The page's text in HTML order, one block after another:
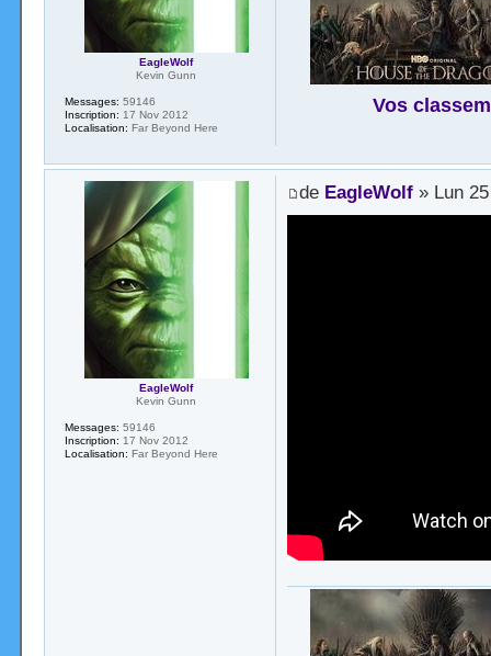
Vos
EagleWolf
Kevin Gunn
Messages: 59146
Inscription: 17 Nov 2012
Localisation: Far Beyond Here
de EagleWolf» Lun 25
EagleWolf
Kevin Gunn
Messages: 59146
Inscription: 17 Nov 2012
Localisation: Far Beyond Here